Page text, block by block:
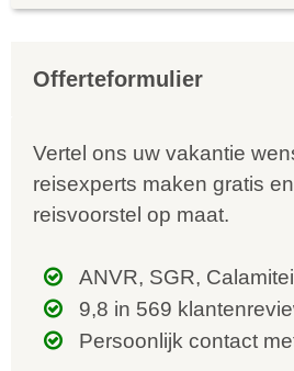
Offerteformulier
Vertel ons uw vakantie
reisexperts maken gratis
reisvoorstel op maat.
ANVR, SGR,
9,8 in 569
Persoonlijk contact